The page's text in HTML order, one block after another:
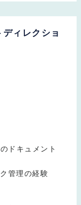
ディレクショ
ドキュメント
管理の経験